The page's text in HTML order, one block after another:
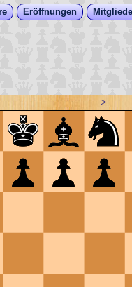
Eröffnungen
>